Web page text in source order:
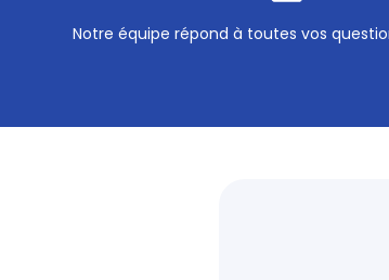
Notre équipe répond à toutes vos